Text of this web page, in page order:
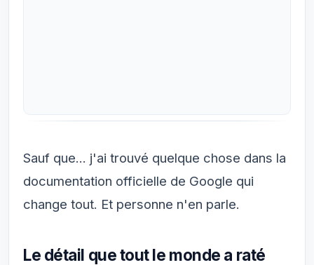
Sauf que... j'ai trouvé quelque chose dans la
documentation officielle de Google qui
change tout. Et personne n'en parle.
Le détail que tout le monde a raté